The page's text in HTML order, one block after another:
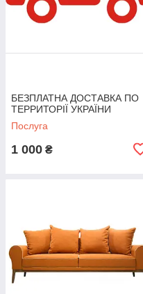
БЕЗПЛАТНА ДОСТАВКА ПО
ТЕРРИТОРІЇ УКРАЇНИ
Послуга
1 000 ₴